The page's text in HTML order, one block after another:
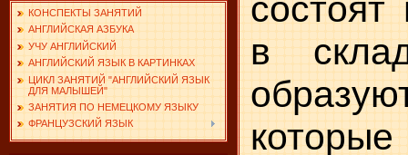
КОНСПЕКТЫ ЗАНЯТИЙ
АНГЛИЙСКАЯ АЗБУКА
УЧУ АНГЛИЙСКИЙ
АНГЛИЙСКИЙ ЯЗЫК В КАРТИНКАХ
ЦИКЛ ЗАНЯТИЙ "АНГЛИЙСКИЙ ЯЗЫК
ДЛЯ МАЛЫШЕЙ"
ЗАНЯТИЯ ПО НЕМЕЦКОМУ ЯЗЫКУ
ФРАНЦУЗСКИЙ ЯЗЫК
в